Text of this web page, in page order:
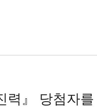
력』 당첨자